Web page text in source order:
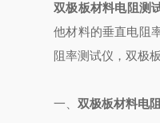
双极板材料电阻测
他材料的垂直电阻
阻率测试仪，双极
一、双极板材料电